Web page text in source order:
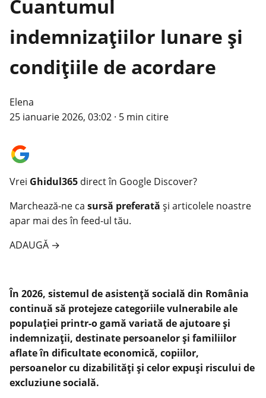
Cuantumul
indemnizațiilor lunare și
condițiile de acordare
Elena
25 ianuarie 2026, 03:02 · 5 min citire
Vrei Ghidul365 direct în Google Discover?
Marchează-ne ca sursă preferată și articolele noastre
apar mai des în feed-ul tău.
ADAUGĂ →
În 2026, sistemul de asistență socială din România
continuă să protejeze categoriile vulnerabile ale
populației printr-o gamă variată de ajutoare și
indemnizații, destinate persoanelor și familiilor
aflate în dificultate economică, copiilor,
persoanelor cu dizabilități și celor expuși riscului de
excluziune socială.